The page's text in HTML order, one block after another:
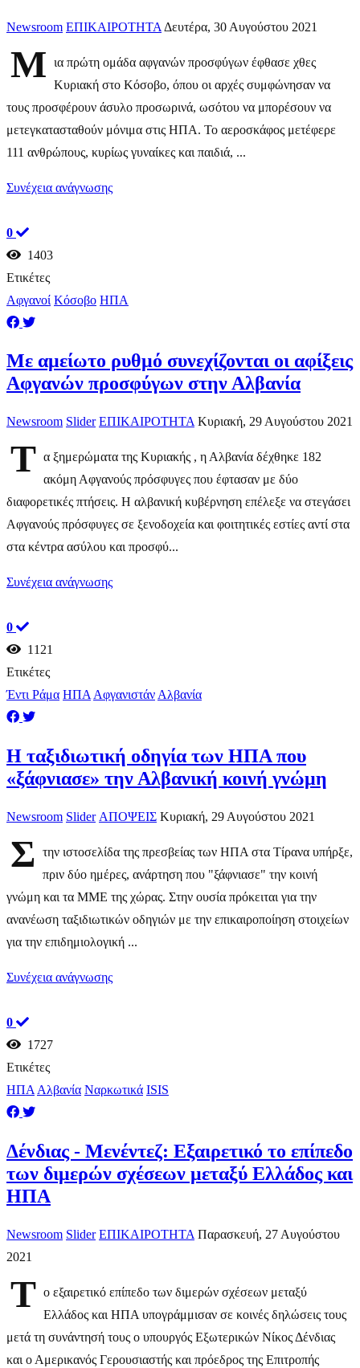
Newsroom ΕΠΙΚΑΙΡΟΤΗΤΑ Δευτέρα, 30 Αυγούστου 2021
Μ
ια πρώτη ομάδα αφγανών προσφύγων έφθασε χθες
Κυριακή στο Κόσοβο, όπου οι αρχές συμφώνησαν να
τους προσφέρουν άσυλο προσωρινά, ωσότου να μπορέσουν να
μετεγκατασταθούν μόνιμα στις ΗΠΑ. Το αεροσκάφος μετέφερε
111 ανθρώπους, κυρίως γυναίκες και παιδιά, ...
Συνέχεια ανάγνωσης
0
1403
Ετικέτες
Αφγανοί Κόσοβο ΗΠΑ
Με αμείωτο ρυθμό συνεχίζονται οι αφίξεις
Αφγανών προσφύγων στην Αλβανία
Newsroom Slider ΕΠΙΚΑΙΡΟΤΗΤΑ Κυριακή, 29 Αυγούστου 2021
Τ α ξημερώματα της Κυριακής , η Αλβανία δέχθηκε 182
ακόμη Αφγανούς πρόσφυγες που έφτασαν με δύο
διαφορετικές πτήσεις. Η αλβανική κυβέρνηση επέλεξε να στεγάσει
Αφγανούς πρόσφυγες σε ξενοδοχεία και φοιτητικές εστίες αντί στα
στα κέντρα ασύλου και προσφύ...
Συνέχεια ανάγνωσης
0
1121
Ετικέτες
Έντι Ράμα ΗΠΑ Αφγανιστάν Αλβανία
Η ταξιδιωτική οδηγία των ΗΠΑ που
«ξάφνιασε» την Αλβανική κοινή γνώμη
Newsroom Slider ΑΠΟΨΕΙΣ Κυριακή, 29 Αυγούστου 2021
Σ
την ιστοσελίδα της πρεσβείας των ΗΠΑ στα Τίρανα υπήρξε,
πριν δύο ημέρες, ανάρτηση που "ξάφνιασε" την κοινή
γνώμη και τα ΜΜΕ της χώρας. Στην ουσία πρόκειται για την
ανανέωση ταξιδιωτικών οδηγιών με την επικαιροποίηση στοιχείων
για την επιδημιολογική ...
Συνέχεια ανάγνωσης
0
1727
Ετικέτες
ΗΠΑ Αλβανία Ναρκωτικά ISIS
Δένδιας - Μενέντεζ: Εξαιρετικό το επίπεδο
των διμερών σχέσεων μεταξύ Ελλάδος και
ΗΠΑ
Newsroom Slider ΕΠΙΚΑΙΡΟΤΗΤΑ Παρασκευή, 27 Αυγούστου
2021
Τ ο εξαιρετικό επίπεδο των διμερών σχέσεων μεταξύ
Ελλάδος και ΗΠΑ υπογράμμισαν σε κοινές δηλώσεις τους
μετά τη συνάντησή τους ο υπουργός Εξωτερικών Νίκος Δένδιας
και ο Αμερικανός Γερουσιαστής και πρόεδρος της Επιτροπής